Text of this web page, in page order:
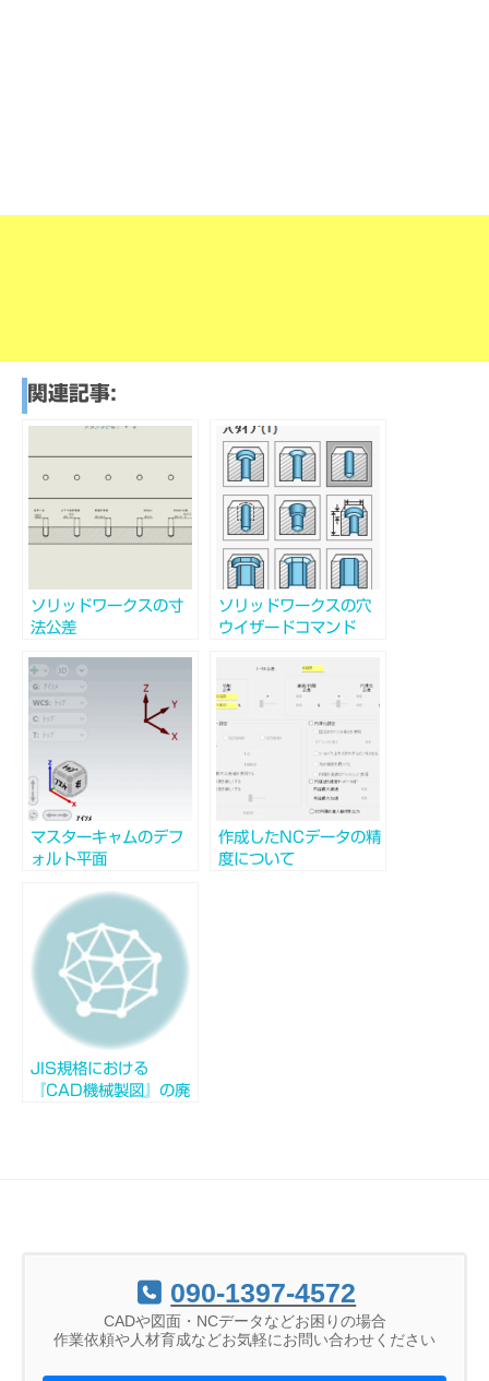
関連記事:
ソリッドワークスの寸
法公差
ソリッドワークスの穴
ウイザードコマンド
マスターキャムのデフ
ォルト平面
作成したNCデータの精
度について
JIS規格における
『CAD機械製図』の廃
090-1397-4572
CADや図面・NCデータなどお困りの場合
作業依頼や人材育成などお気軽にお問い合わせください